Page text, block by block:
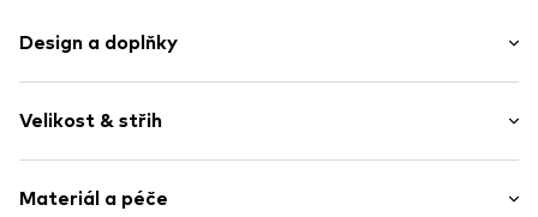
Design a doplňky
Bavlna
Bez podšívky
Položka č. GL19215650 BlackS
Velikost & střih
Střih: Normální střih
Materiál a péče